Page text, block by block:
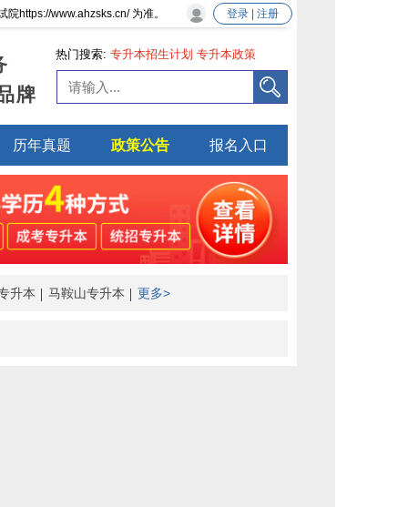
https://www.ahzsks.cn/ 为准。 登录 | 注册
牌
热门搜索: 专升本招生计划 专升本政策
历年真题 政策公告 报名入口
升本 马鞍山专升本 更多>